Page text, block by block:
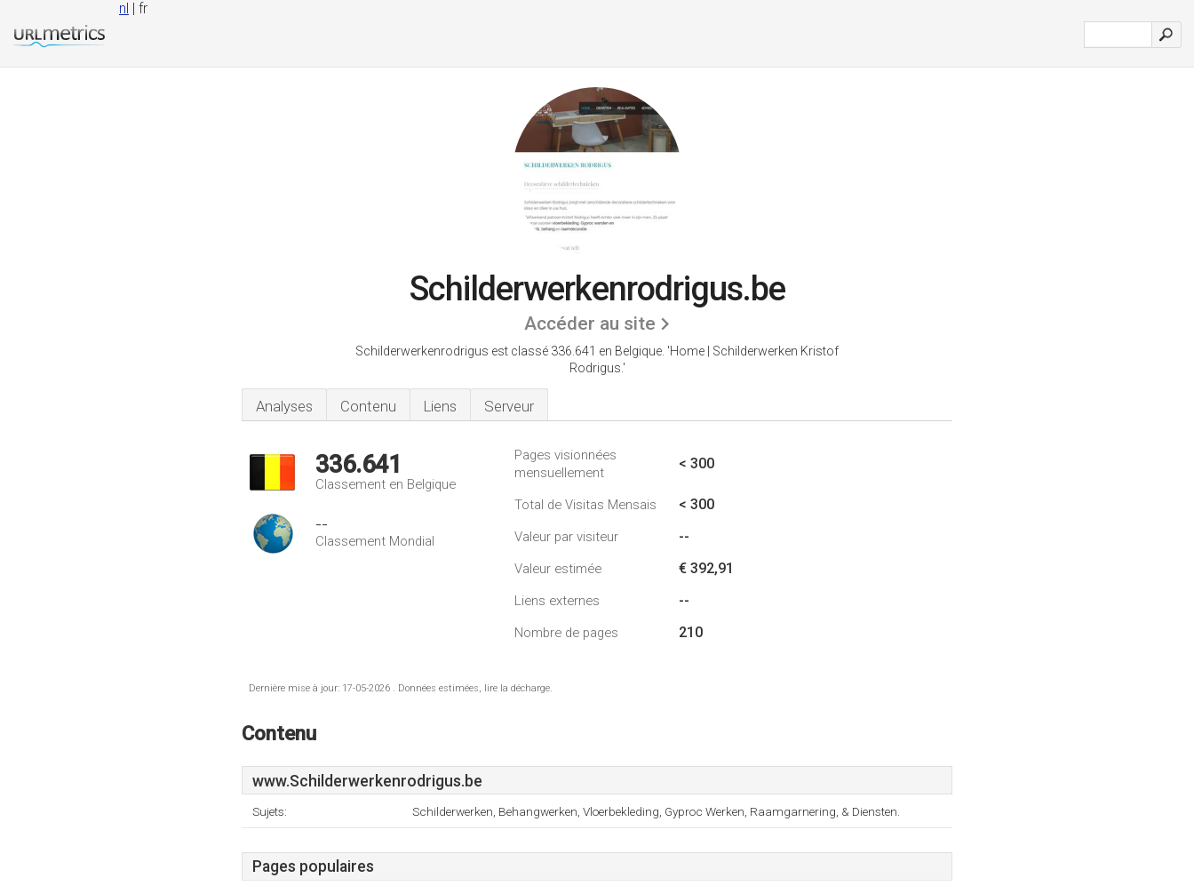
nl | fr
Schilderwerkenrodrigus.be
Accéder au site
Schilderwerkenrodrigus est classé 336.641 en Belgique. 'Home | Schilderwerken Kristof
Rodrigus.'
Analyses Contenu Liens Serveur
336.641
Classement en Belgique
--
Classement Mondial
Pages visionnées
mensuellement
< 300
Total de Visitas Mensais < 300
Valeur par visiteur --
Valeur estimée € 392,91
Liens externes --
Nombre de pages 210
Dernière mise à jour: 17-05-2026 . Données estimées, lire la décharge.
Contenu
www.Schilderwerkenrodrigus.be
Sujets: Schilderwerken, Behangwerken, Vloerbekleding, Gyproc Werken, Raamgarnering, & Diensten.
Pages populaires